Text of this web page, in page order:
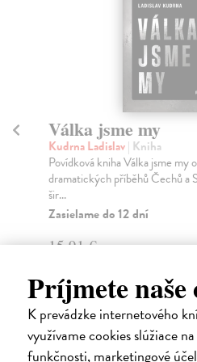
Príjmete naše
K prevádzke internetového
využívame cookies slúžiace
funkčnosti, marketingové
Byli jsme tu vždycky
Titlbach Filip| Kniha
„Jednou jsem se zeptal mámy,
dospělej a přivedu domů
Na sklade